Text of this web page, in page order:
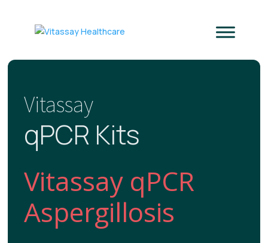
Vitassay
qPCR Kits
Vitassay qPCR
Aspergillosis